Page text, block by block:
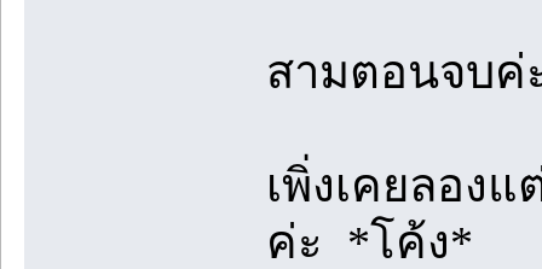
สามตอนจบค่
เพิ่งเคยลอง
ค่ะ *โค้ง*